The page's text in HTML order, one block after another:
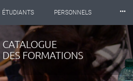
ÉTUDIANTS PERSONNELS
BIBLIOTHÈQUES
⸱⸱⸱
CATALOGUE
DES FORMATIONS